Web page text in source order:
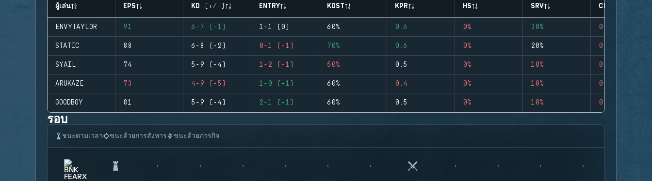
ผู้เล่น EPS KD (+/-) ENTRY KOST KPR HS SRV CLUTCHES
ENVYTAYLOR 91 6-7 (-1) 1-1 (0) 60% 0.6 0% 30% 0
STATIC 88 6-8 (-2) 0-1 (-1) 70% 0.6 0% 20% 0
SYAIL 74 5-9 (-4) 1-2 (-1) 50% 0.5 0% 10% 0
ARUKAZE 73 4-9 (-5) 1-0 (+1) 60% 0.4 0% 10% 0
GOODBOY 81 5-9 (-4) 2-1 (+1) 60% 0.5 0% 10% 0
รอบ
ชนะตามเวลา ชนะด้วยการสังหาร ชนะด้วยภารกิจ